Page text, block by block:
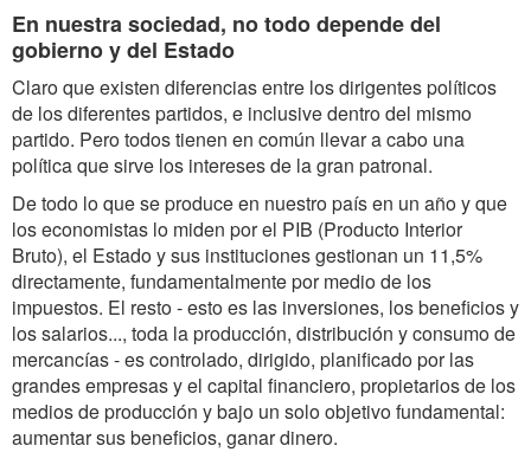
En nuestra sociedad, no todo depende del
gobierno y del Estado
Claro que existen diferencias entre los dirigentes políticos
de los diferentes partidos, e inclusive dentro del mismo
partido. Pero todos tienen en común llevar a cabo una
política que sirve los intereses de la gran patronal.
De todo lo que se produce en nuestro país en un año y que
los economistas lo miden por el PIB (Producto Interior
Bruto), el Estado y sus instituciones gestionan un 11,5%
directamente, fundamentalmente por medio de los
impuestos. El resto - esto es las inversiones, los beneficios y
los salarios..., toda la producción, distribución y consumo de
mercancías - es controlado, dirigido, planificado por las
grandes empresas y el capital financiero, propietarios de los
medios de producción y bajo un solo objetivo fundamental:
aumentar sus beneficios, ganar dinero.